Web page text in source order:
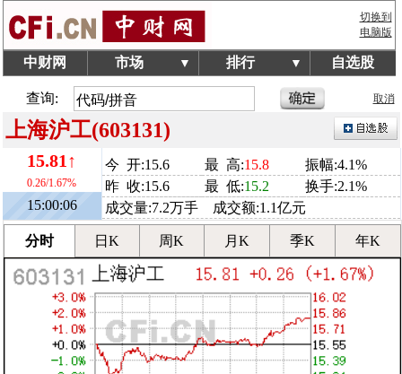
切换到
电脑版
中财网 市场 ▼ 排行 ▼ 自选股
查询: 取消
上海沪工(603131)
15.81↑
0.26/1.67%
15:00:06
今 开:15.6 最 高:15.8
振幅:4.1%
昨 收:15.6
最 低:15.2
换手:2.1%
成交量:7.2万手 成交额:1.1亿元
分时 日K 周K 月K 季K 年K